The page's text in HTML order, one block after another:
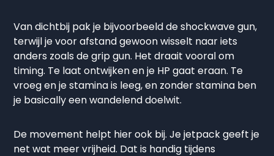
Van dichtbij pak je bijvoorbeeld de shockwave gun,
terwijl je voor afstand gewoon wisselt naar iets
anders zoals de grip gun. Het draait vooral om
timing. Te laat ontwijken en je HP gaat eraan. Te
vroeg en je stamina is leeg, en zonder stamina ben
je basically een wandelend doelwit.
De movement helpt hier ook bij. Je jetpack geeft je
net wat meer vrijheid. Dat is handig tijdens